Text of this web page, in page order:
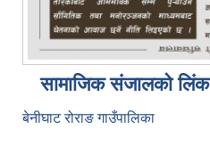
सामाजिक संजालको लिंक
बेनीघाट रोराङ गाउँपालिका